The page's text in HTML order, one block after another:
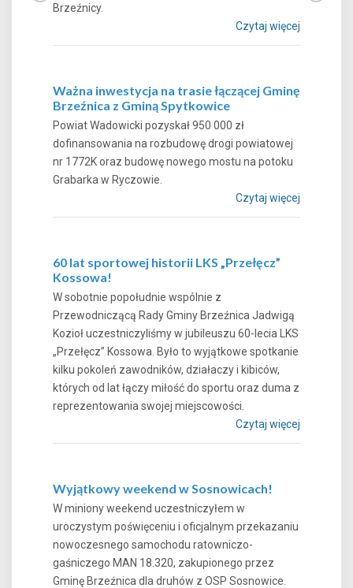
Brzeźnicy.
Czytaj więcej
Ważna inwestycja na trasie łączącej Gminę
Brzeźnica z Gminą Spytkowice
Powiat Wadowicki pozyskał 950 000 zł
dofinansowania na rozbudowę drogi powiatowej
nr 1772K oraz budowę nowego mostu na potoku
Grabarka w Ryczowie.
Czytaj więcej
60 lat sportowej historii LKS „Przełęcz”
Kossowa!
W sobotnie popołudnie wspólnie z
Przewodniczącą Rady Gminy Brzeźnica Jadwigą
Kozioł uczestniczyliśmy w jubileuszu 60-lecia LKS
„Przełęcz” Kossowa. Było to wyjątkowe spotkanie
kilku pokoleń zawodników, działaczy i kibiców,
których od lat łączy miłość do sportu oraz duma z
reprezentowania swojej miejscowości.
Czytaj więcej
Wyjątkowy weekend w Sosnowicach!
W miniony weekend uczestniczyłem w
uroczystym poświęceniu i oficjalnym przekazaniu
nowoczesnego samochodu ratowniczo-
gaśniczego MAN 18.320, zakupionego przez
Gminę Brzeźnica dla druhów z OSP Sosnowice.